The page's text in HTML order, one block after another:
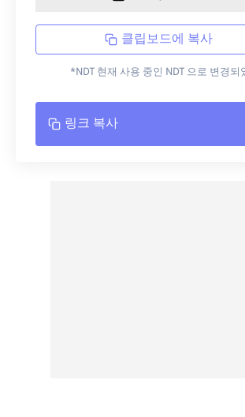
클립보드에 복사
*NDT 현재 사용 중인 NDT 으로 변경되
링크 복사